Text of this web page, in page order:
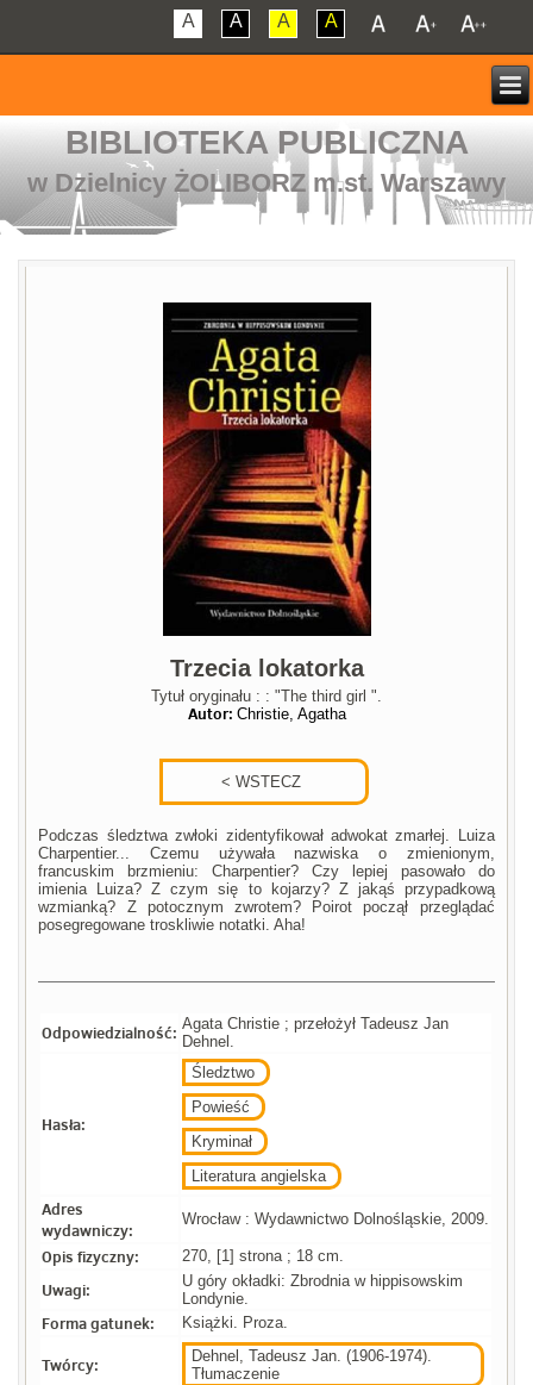
A A A A
BIBLIOTEKA PUBLICZNA
w Dzielnicy ŻOLIBORZ m.st. Warszawy
Trzecia lokatorka
Tytuł oryginału : : "The third girl ".
Autor: Christie, Agatha
Podczas śledztwa zwłoki zidentyfikował adwokat zmarłej. Luiza
Charpentier... Czemu używała nazwiska o zmienionym,
francuskim brzmieniu: Charpentier? Czy lepiej pasowało do
imienia Luiza? Z czym się to kojarzy? Z jakąś przypadkową
wzmianką? Z potocznym zwrotem? Poirot począł przeglądać
posegregowane troskliwie notatki. Aha!
Odpowiedzialność: Agata Christie ; przełożył Tadeusz Jan
Dehnel.
Hasła:
Śledztwo
Powieść
Kryminał
Literatura angielska
Adres
wydawniczy:
Wrocław : Wydawnictwo Dolnośląskie, 2009.
Opis fizyczny: 270, [1] strona ; 18 cm.
Uwagi:
U góry okładki: Zbrodnia w hippisowskim
Londynie.
Forma gatunek: Książki. Proza.
Twórcy:
Dehnel, Tadeusz Jan. (1906-1974).
Tłumaczenie